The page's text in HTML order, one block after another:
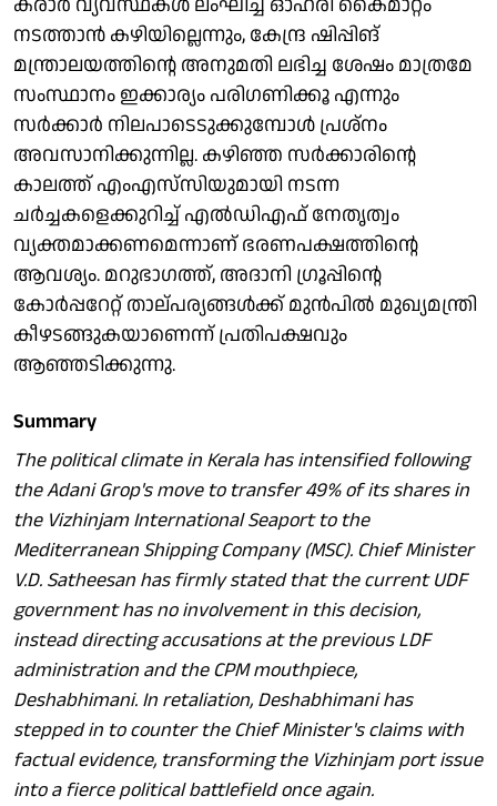
നടത്താൻ കഴിയില്ലെന്നും, കേന്ദ്ര ഷിപ്പിങ്
മന്ത്രാലയത്തിന്റെ അനുമതി ലഭിച്ച ശേഷം മാത്രമേ
സംസ്ഥാനം ഇക്കാര്യം പരിഗണിക്കൂ എന്നും
സർക്കാർ നിലപാടെടുക്കുമ്പോൾ പ്രശ്നം
അവസാനിക്കുന്നില്ല. കഴിഞ്ഞ സർക്കാരിന്റെ
കാലത്ത് എംഎസ്‌സിയുമായി നടന്ന
ചർച്ചകളെക്കുറിച്ച് എൽഡിഎഫ് നേതൃത്വം
വ്യക്തമാക്കണമെന്നാണ് ഭരണപക്ഷത്തിന്റെ
ആവശ്യം. മറുഭാഗത്ത്, അദാനി ഗ്രൂപ്പിന്റെ
കോർപ്പറേറ്റ് താല്പര്യങ്ങൾക്ക് മുൻപിൽ മുഖ്യമന്ത്രി
കീഴടങ്ങുകയാണെന്ന് പ്രതിപക്ഷവും
ആഞ്ഞടിക്കുന്നു.
Summary
The political climate in Kerala has intensified following
the Adani Grop's move to transfer 49% of its shares in
the Vizhinjam International Seaport to the
Mediterranean Shipping Company (MSC). Chief Minister
V.D. Satheesan has firmly stated that the current UDF
government has no involvement in this decision,
instead directing accusations at the previous LDF
administration and the CPM mouthpiece,
Deshabhimani. In retaliation, Deshabhimanihas
stepped in to counter the Chief Minister's claims with
factual evidence, transforming the Vizhinjam port issue
into a fierce political battlefield once again.